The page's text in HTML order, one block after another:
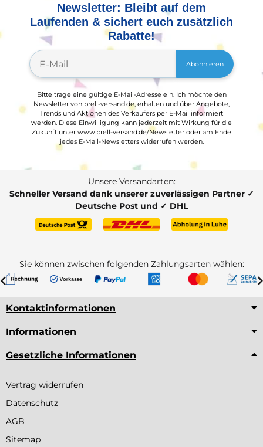
Newsletter: Bleibt auf dem
Laufenden & sichert euch zusätzlich
Rabatte!
Abonnieren
Bitte trage eine gültige E-Mail-Adresse ein. Ich möchte den
Newsletter von prell-versand.de, erhalten und über Angebote,
Trends und Aktionen des Verkäufers per E-Mail informiert
werden. Diese Einwilligung kann jederzeit mit Wirkung für die
Zukunft unter www.prell-versand.de/Newsletter oder am Ende
jedes E-Mail-Newsletters widerrufen werden.
Unsere Versandarten:
Schneller Versand dank unserer zuverlässigen Partner ✓
Deutsche Post und ✓ DHL
Sie können zwischen folgenden Zahlungsarten wählen:
Kontaktinformationen
Informationen
Gesetzliche Informationen
Vertrag widerrufen
Datenschutz
AGB
Sitemap